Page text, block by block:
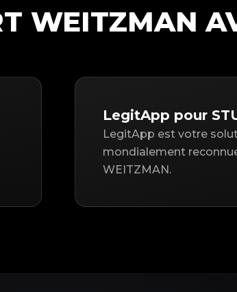
WEITZMAN
LegitApp pour
LegitApp est votre
mondialement
WEITZMAN.